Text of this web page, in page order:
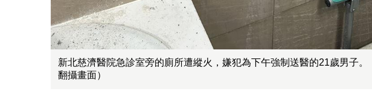
新北慈濟醫院急診室旁的廁所遭縱火，嫌犯為下午強制送醫的21歲男子。
翻攝畫面）